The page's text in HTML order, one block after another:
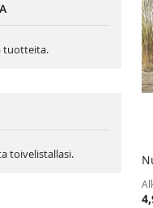
tuotteita.
toivelistallasi.